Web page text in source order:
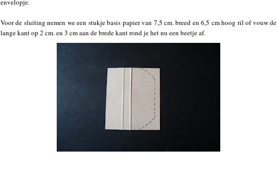
envelopje.
Voor de sluiting nemen we een stukje basis papier van 7,5 cm. breed en 6,5 cm hoog ril of vouw de
lange kant op 2 cm. en 3 cm aan de brede kant rond je het nu een beetje af.